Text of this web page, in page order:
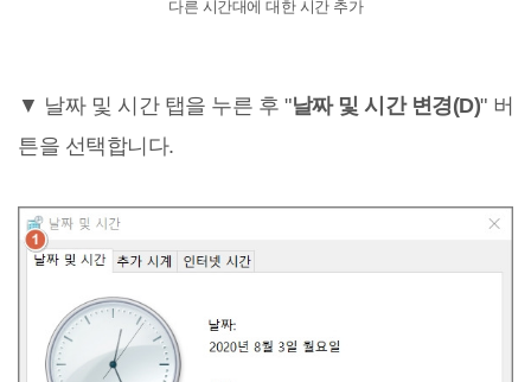
다른 시간대에 대한 시간 추가
▼ 날짜 및 시간 탭을 누른 후 "날짜 및 시간 변경(D)" 버
튼을 선택합니다.